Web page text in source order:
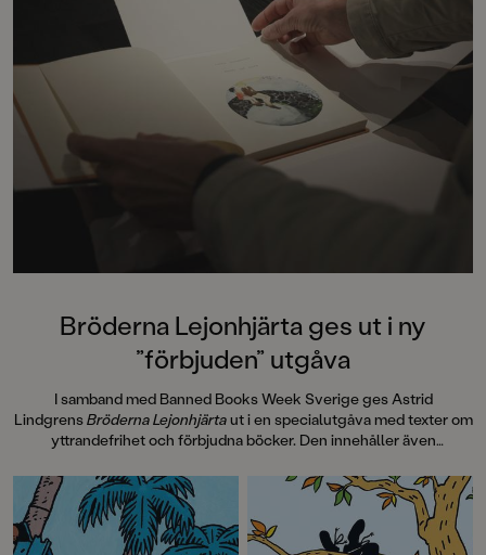
Bröderna Lejonhjärta ges ut i ny
”förbjuden” utgåva
I samband med Banned Books Week Sverige ges Astrid
LindgrensBröderna Lejonhjärtaut i en specialutgåva med texter om
yttrandefrihet och förbjudna böcker. Den innehåller även
exemplar, sk Samizdat, via hemliga nätverk i Tjeckoslovakien under
Kalla kriget på 80-talet. Pocketutgåvan avslutas med efterord av
Laurie Halse Anderson, 2023 års mottagare av Astrid Lindgren
Memorial Award, som vi även publicerar här.